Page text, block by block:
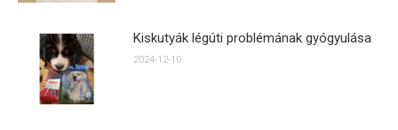
Kiskutyák légúti problémának gyógyulása
2024-12-10